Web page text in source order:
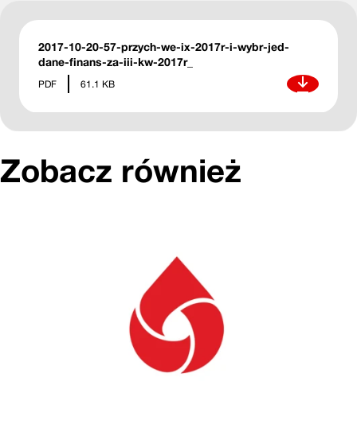
2017-10-20-57-przych-we-ix-2017r-i-wybr-jed-
dane-finans-za-iii-kw-2017r_
PDF 61.1 KB Pobierz
Zobacz również